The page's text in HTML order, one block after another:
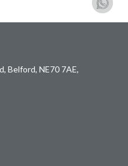
Belford, NE70 7AE,